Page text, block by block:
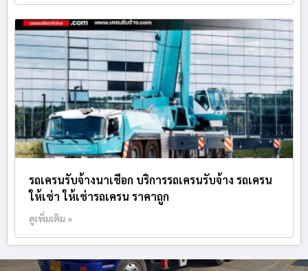
รถเครนรับจ้างนาเชือก บริการรถเครนรับจ้าง รถเครน
ให้เช่า ให้เช่ารถเครน ราคาถูก
ดูเพิ่มเติม »